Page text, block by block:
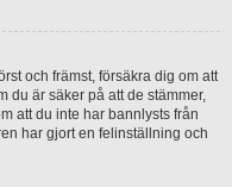
och främst, försäkra dig om att
du är säker på att de stämmer,
att du inte har bannlysts från
har gjort en felinställning och